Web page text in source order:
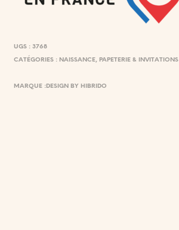
UGS : 3768
CATÉGORIES : NAISSANCE, PAPETERIE & INVITATIONS
MARQUE :DESIGN BY HIBRIDO